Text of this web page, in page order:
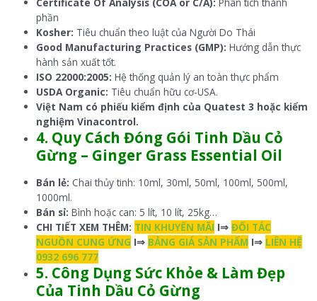
Certificate Of Analysis (COA or C/A): Phân tích thành
phần
Kosher: Tiêu chuẩn theo luật của Người Do Thái
Good Manufacturing Practices (GMP): Hướng dẫn thực
hành sản xuất tốt.
ISO 22000:2005: Hệ thống quản lý an toàn thực phẩm
USDA Organic: Tiêu chuẩn hữu cơ-USA.
Việt Nam có phiếu kiểm định của Quatest 3 hoặc kiểm
nghiệm Vinacontrol.
4. Quy Cách Đóng Gói Tinh Dầu Cỏ
Gừng – Ginger Grass Essential Oil
Bán lẻ: Chai thủy tinh: 10ml, 30ml, 50ml, 100ml, 500ml,
1000ml.
Bán sỉ: Bình hoặc can: 5 lít, 10 lít, 25kg…
CHI TIẾT XEM THÊM: TIN KHUYẾN MÃI I⇒ĐỐI TÁC
NGUỒN CUNG ỨNG I⇒ BẢNG GIÁ SẢN PHẨM I⇒ LIÊN HỆ
0932 696 777
5. Công Dụng Sức Khỏe & Làm Đẹp
Của Tinh Dầu Cỏ Gừng